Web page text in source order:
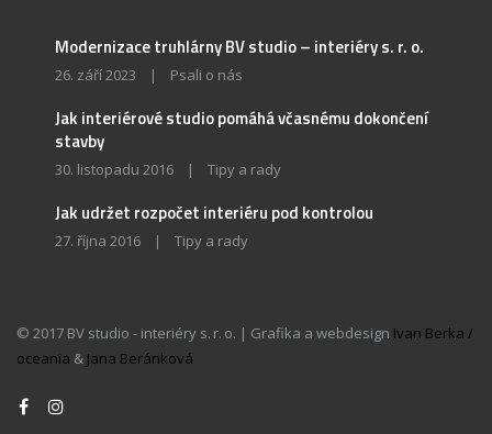
Modernizace truhlárny BV studio – interiéry s. r. o.
26. září 2023 | Psali o nás
Jak interiérové studio pomáhá včasnému dokončení
stavby
30. listopadu 2016 | Tipy a rady
Jak udržet rozpočet interiéru pod kontrolou
27. října 2016 | Tipy a rady
© 2017 BV studio - interiéry s. r. o. | Grafika a webdesign Ivan Berka /
oceania & Jana Beránková